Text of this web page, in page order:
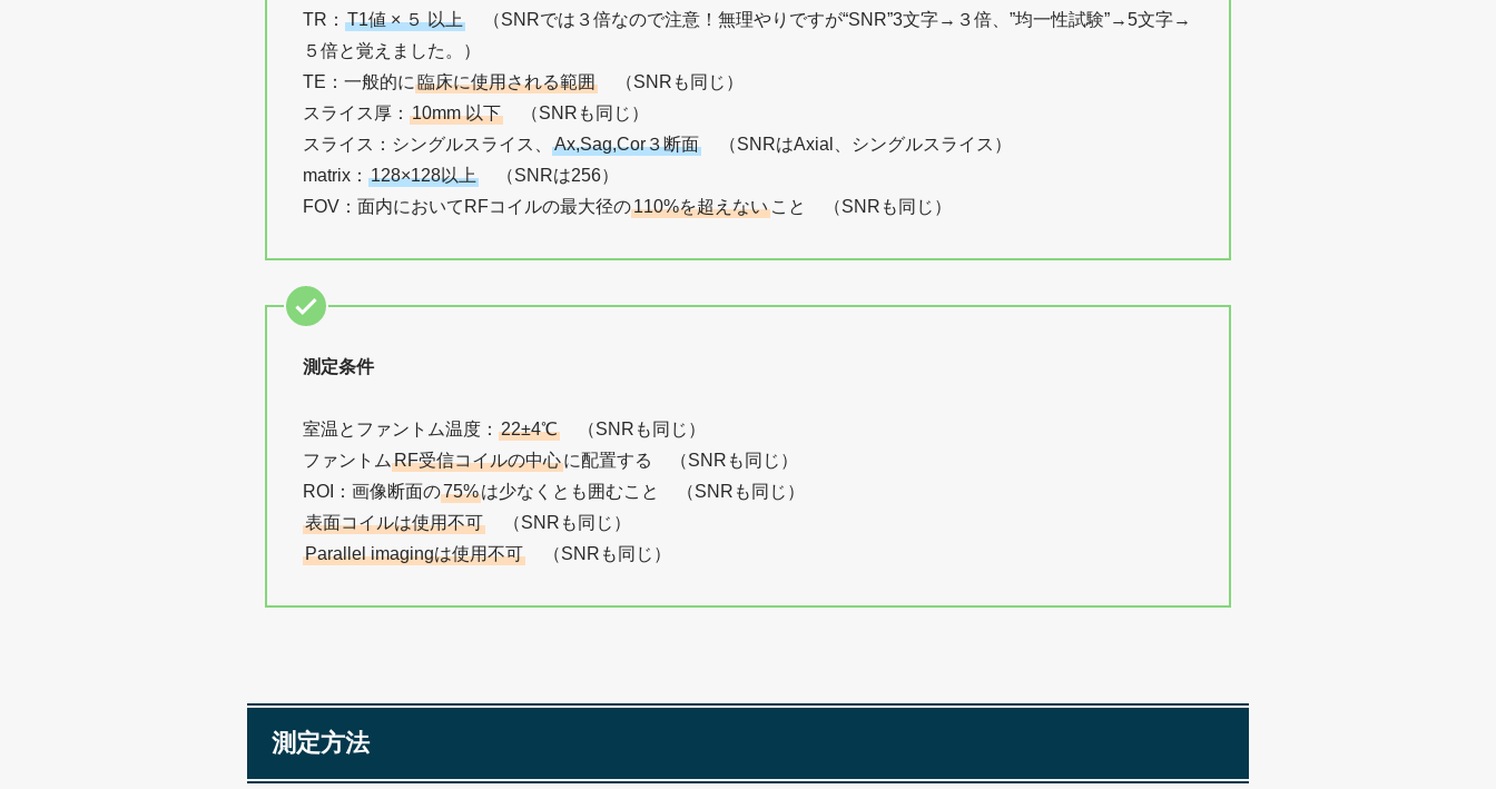
TR： T1値 × ５ 以上
（SNRでは３倍なので注意！無理やりですが“SNR”3文字→３倍、”均一性試験”→5文字→
５倍と覚えました。）
TE：一般的に 臨床に使用される範囲
（SNRも同じ）
スライス厚： 10mm 以下
（SNRも同じ）
スライス：シングルスライス、
Ax,Sag,Cor３断面
（SNRはAxial、シングルスライス）
matrix： 128×128以上
（SNRは256）
FOV：面内においてRFコイルの最大径の110%を超えない こと （SNRも同じ）
測定条件
室温とファントム温度： 22±4℃
（SNRも同じ）
ファントム RF受信コイルの中心に配置する （SNRも同じ）
ROI：画像断面の75%は少なくとも囲むこと （SNRも同じ）
表面コイルは使用不可
（SNRも同じ）
Parallel imagingは使用不可
（SNRも同じ）
測定方法